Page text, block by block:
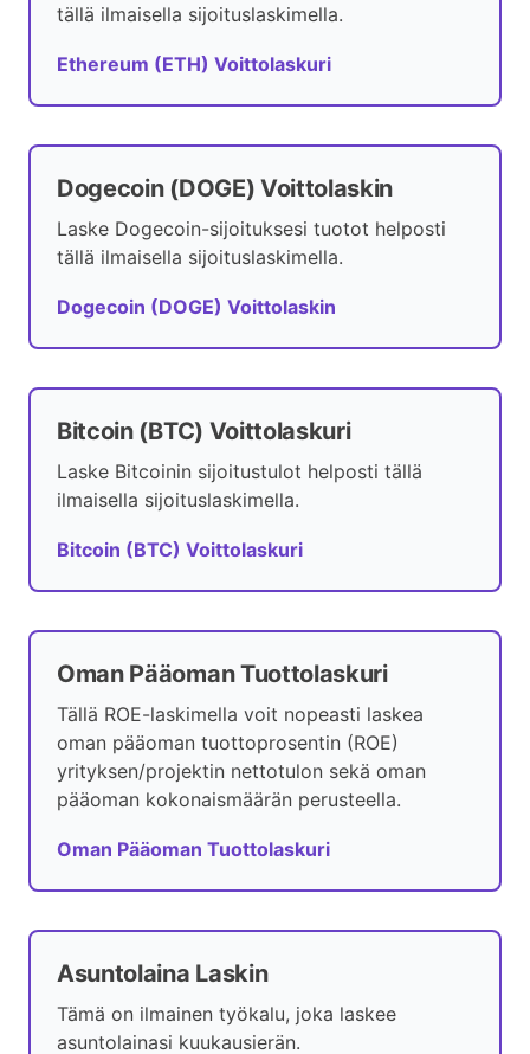
tällä ilmaisella sijoituslaskimella.
Ethereum (ETH) Voittolaskuri
Dogecoin (DOGE) Voittolaskin
Laske Dogecoin-sijoituksesi tuotot helposti
tällä ilmaisella sijoituslaskimella.
Dogecoin (DOGE) Voittolaskin
Bitcoin (BTC) Voittolaskuri
Laske Bitcoinin sijoitustulot helposti tällä
ilmaisella sijoituslaskimella.
Bitcoin (BTC) Voittolaskuri
Oman Pääoman Tuottolaskuri
Tällä ROE-laskimella voit nopeasti laskea
oman pääoman tuottoprosentin (ROE)
yrityksen/projektin nettotulon sekä oman
pääoman kokonaismäärän perusteella.
Oman Pääoman Tuottolaskuri
Asuntolaina Laskin
Tämä on ilmainen työkalu, joka laskee
asuntolainasi kuukausierän.